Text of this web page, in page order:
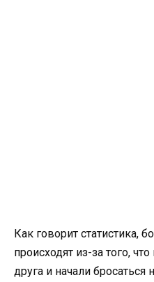
Как говорит статистика,
происходят из-за того,
друга и начали